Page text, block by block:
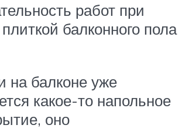
работ при
балконного пола
на балконе уже
какое-то напольное
оно